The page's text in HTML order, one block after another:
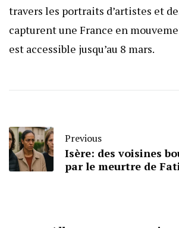
travers les portraits d’artistes et
capturent une France en
est accessible jusqu’au 8 mars.
Previous
Isère: des voisines
par le meurtre de